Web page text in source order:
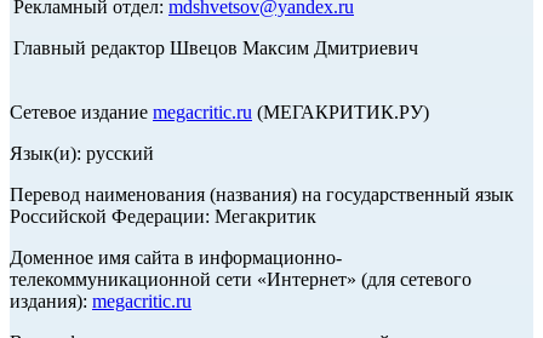
Рекламный отдел: mdshvetsov@yandex.ru
Главный редактор Швецов Максим Дмитриевич
Сетевое издание megacritic.ru (МЕГАКРИТИК.РУ)
Язык(и): русский
Перевод наименования (названия) на государственный язык
Российской Федерации: Мегакритик
Доменное имя сайта в информационно-
телекоммуникационной сети «Интернет» (для сетевого
издания): megacritic.ru